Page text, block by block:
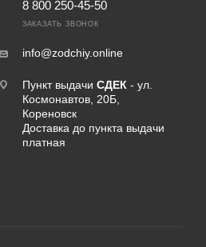
8 800 250-45-50
ЗАКАЗАТЬ ЗВОНОК
info@zodchiy.online
Пункт выдачи СДЕК - ул.
Космонавтов, 20Б,
Кореновск
Доставка до пункта выдачи
платная